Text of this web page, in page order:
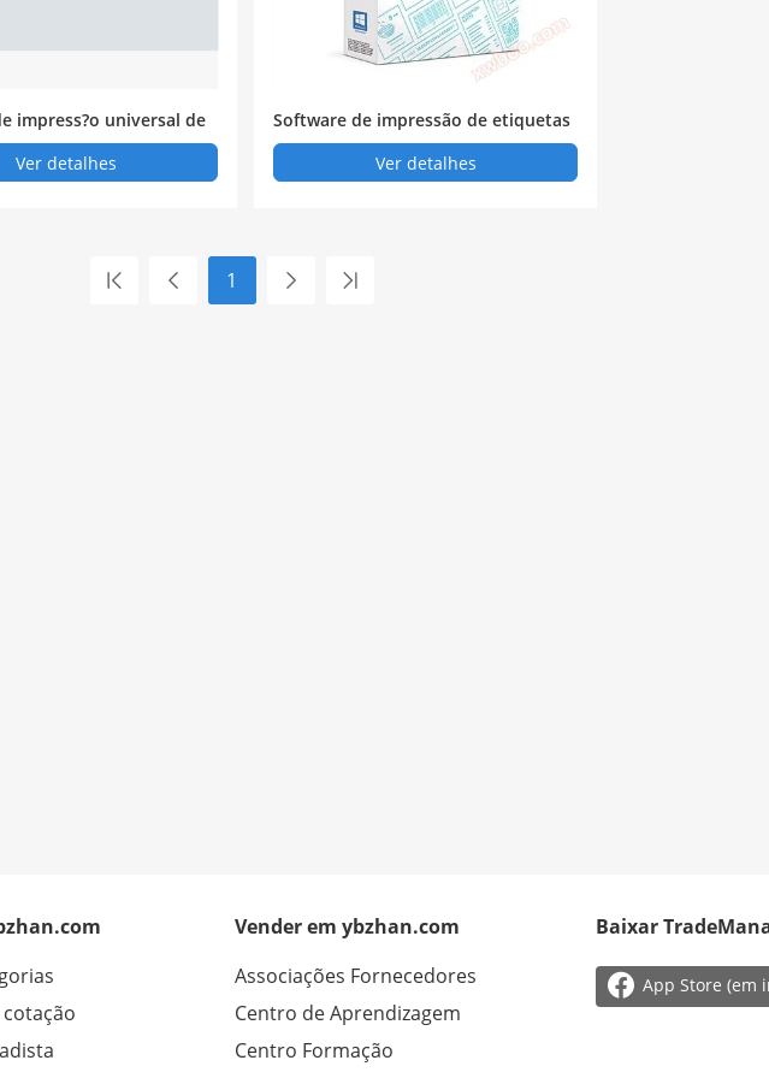
impress?o universal de
barras labelView
Ver detalhes
Software de impressão de etiquetas
de códigos de barras Bartender
Ver detalhes
1
Vender em ybzhan.com
Associações Fornecedores
Centro de Aprendizagem
Centro Formação
Baixar
 App Store (em